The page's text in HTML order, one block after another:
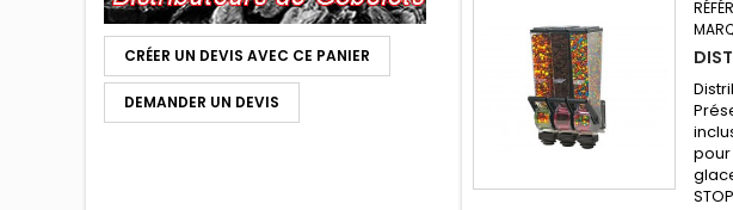
CRÉER UN DEVIS AVEC CE PANIER
DEMANDER UN DEVIS